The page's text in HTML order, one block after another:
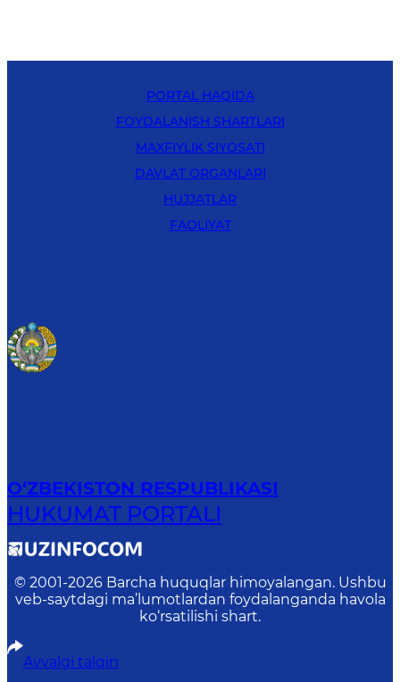
PORTAL HAQIDA
FOYDALANISH SHARTLARI
MAXFIYLIK SIYOSATI
DAVLAT ORGANLARI
HUJJATLAR
FAOLIYAT
O‘ZBEKISTON RESPUBLIKASI
HUKUMAT PORTALI
© 2001-2026 Barcha huquqlar himoyalangan. Ushbu
veb-saytdagi ma’lumotlardan foydalanganda havola
ko‘rsatilishi shart.
Avvalgi talqin